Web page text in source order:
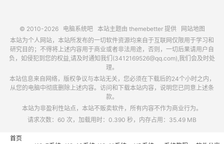
© 2010-2026 电脑系统吧本站主题由 themebetter提供
网站地图
本站为个人网站，本站所发布的一切软件资源均来自于互联网仅限用于学习和
研究目的；不得将上述内容用于商业或者非法用途，否则，一切后果请用户自
负，如侵犯到您的权益,请及时通知我们(3412169526@qq.com),我们会及时处
理。
本站信息来自网络，版权争议与本站无关，您必须在下载后的24个小时之内，
从您的电脑中彻底删除上述内容。访问和下载本站内容，说明您已同意上述条
款。
本站为非盈利性站点，本站不贩卖软件，所有内容不作为商业行为。
请求次数：60 次，加载用时：0.390 秒，内存占用：35.49 MB
首页